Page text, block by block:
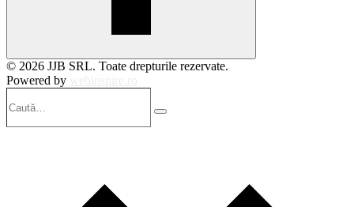
© 2026 JJB SRL. Toate drepturile rezervate.
Powered by
Search